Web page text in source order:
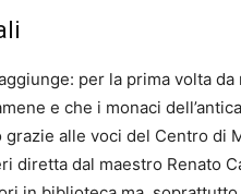
per la prima volta
e che i monaci
alle voci del Centro di
diretta dal maestro Renato